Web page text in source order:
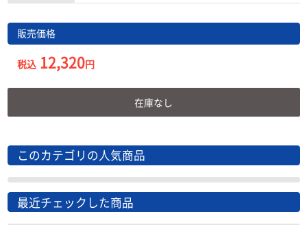
販売価格
税込12,320円
在庫なし
このカテゴリの人気商品
最近チェックした商品